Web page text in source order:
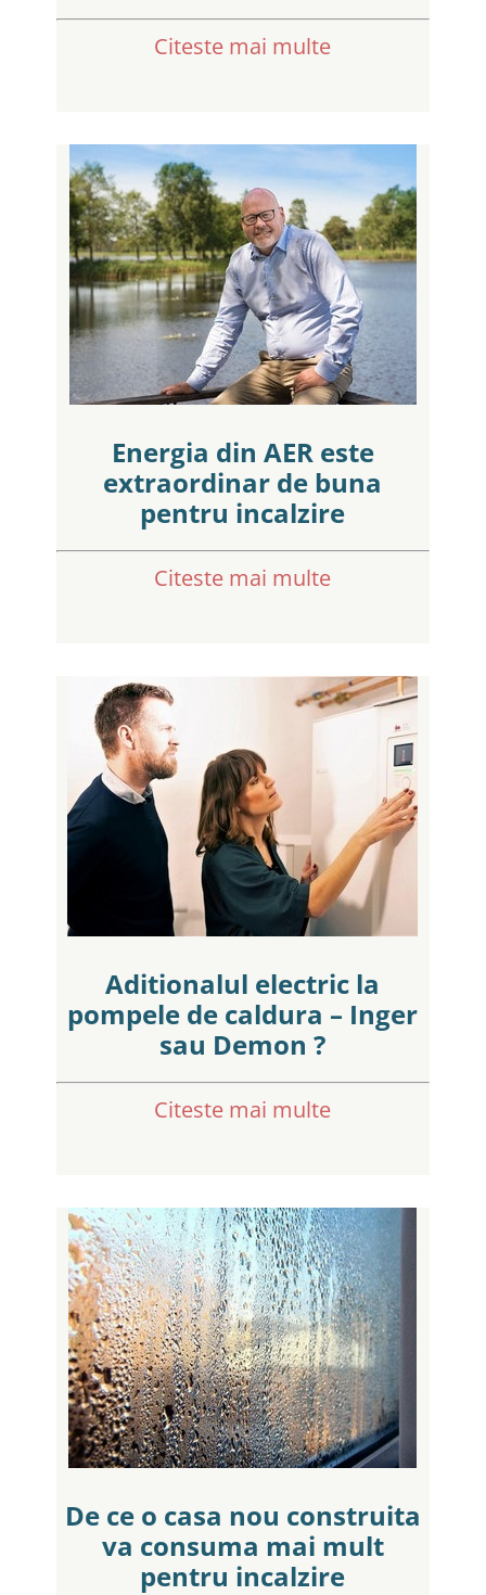
Citeste mai multe
Energia din AER este
extraordinar de buna
pentru incalzire
Citeste mai multe
Aditionalul electric la
pompele de caldura – Inger
sau Demon ?
Citeste mai multe
De ce o casa nou construita
va consuma mai mult
pentru incalzire